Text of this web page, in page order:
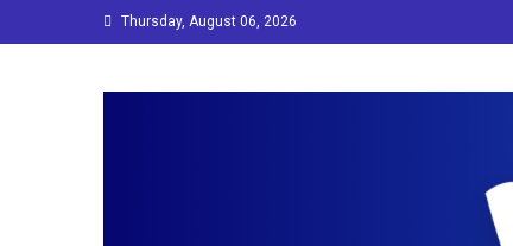
to
Thursday, August 06, 2026